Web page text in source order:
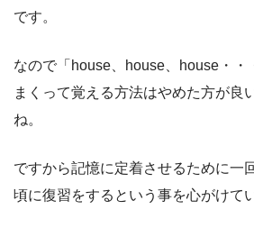
です。
なので「house、house、house・・
まくって覚える方法はやめた方が良
ね。
ですから記憶に定着させるために一
頃に復習をするという事を心がけて